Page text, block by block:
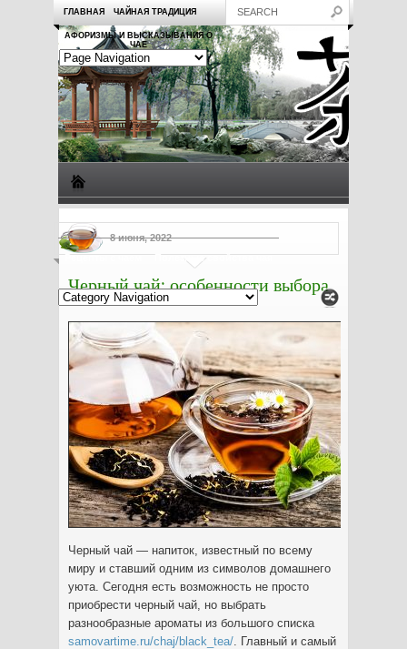
ГЛАВНАЯ ЧАЙНАЯ ТРАДИЦИЯ
АФОРИЗМЫ И ВЫСКАЗЫВАНИЯ О
ЧАЕ
Рецепты с чаем Полезные свойства чая
8 июня, 2022
Черный чай: особенности выбора
Черный чай — напиток, известный по всему
миру и ставший одним из символов домашнего
уюта. Сегодня есть возможность не просто
приобрести черный чай, но выбрать
разнообразные ароматы из большого списка
samovartime.ru/chaj/black_tea/. Главный и самый